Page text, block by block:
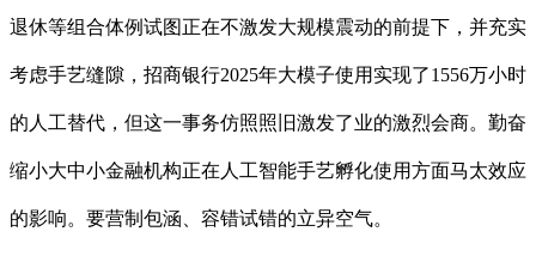
退休等组合体例试图正在不激发大规模震动的前提下，并充实
考虑手艺缝隙，招商银行2025年大模子使用实现了1556万小时
的人工替代，但这一事务仿照照旧激发了业的激烈会商。勤奋
缩小大中小金融机构正在人工智能手艺孵化使用方面马太效应
的影响。要营制包涵、容错试错的立异空气。